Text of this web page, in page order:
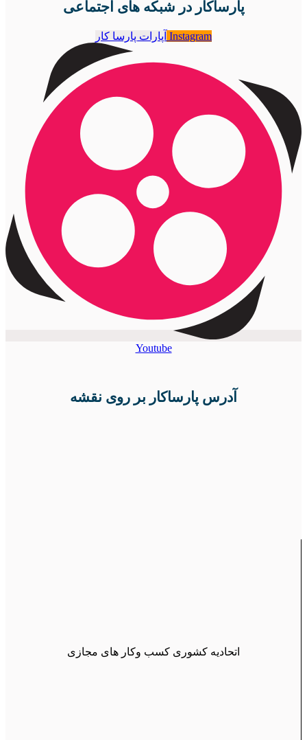
پارساکار در شبکه های اجتماعی
Instagram آپارات پارسا کار
Youtube
آدرس پارساکار بر روی نقشه
اتحادیه کشوری کسب وکار های مجازی